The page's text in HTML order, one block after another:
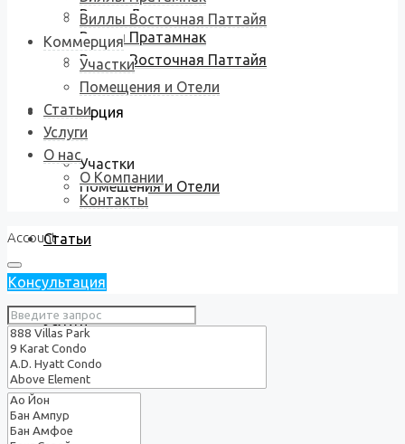
Виллы Джомтьен
Виллы Пратамнак
Виллы Восточная Паттайя
Коммерция
Участки
Помещения и Отели
Статьи
Услуги
О нас
Виллы Восточная Паттайя
Коммерция
Участки
Помещения и Отели
Статьи
Услуги
О нас
О Компании
Контакты
Account
Консультация